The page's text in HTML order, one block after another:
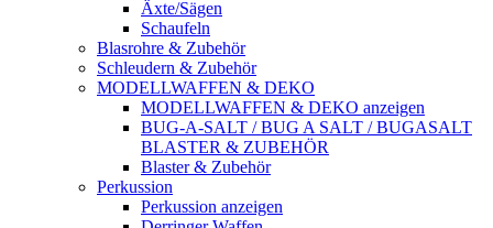
Äxte/Sägen
Schaufeln
Blasrohre & Zubehör
Schleudern & Zubehör
MODELLWAFFEN & DEKO
MODELLWAFFEN & DEKO anzeigen
BUG-A-SALT / BUG A SALT / BUGASALT
BLASTER & ZUBEHÖR
Blaster & Zubehör
Perkussion
Perkussion anzeigen